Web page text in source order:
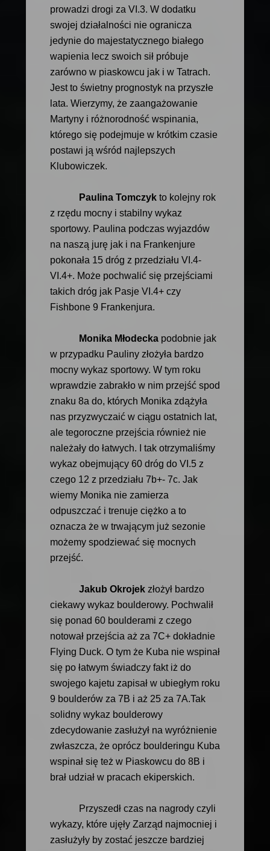
prowadzi drogi za VI.3. W dodatku
swojej działalności nie ogranicza
jedynie do majestatycznego białego
wapienia lecz swoich sił próbuje
zarówno w piaskowcu jak i w Tatrach.
Jest to świetny prognostyk na przyszłe
lata. Wierzymy, że zaangażowanie
Martyny i różnorodność wspinania,
którego się podejmuje w krótkim czasie
postawi ją wśród najlepszych
Klubowiczek.
Paulina Tomczykto kolejny rok
z rzędu mocny i stabilny wykaz
sportowy. Paulina podczas wyjazdów
na naszą jurę jak i na Frankenjure
pokonała 15 dróg z przedziału VI.4-
VI.4+. Może pochwalić się przejściami
takich dróg jak Pasje VI.4+ czy
Fishbone 9 Frankenjura.
Monika Młodeckapodobnie jak
w przypadku Pauliny złożyła bardzo
mocny wykaz sportowy. W tym roku
wprawdzie zabrakło w nim przejść spod
znaku 8a do, których Monika zdążyła
nas przyzwyczaić w ciągu ostatnich lat,
ale tegoroczne przejścia również nie
należały do łatwych. I tak otrzymaliśmy
wykaz obejmujący 60 dróg do VI.5 z
czego 12 z przedziału 7b+- 7c. Jak
wiemy Monika nie zamierza
odpuszczać i trenuje ciężko a to
oznacza że w trwającym już sezonie
możemy spodziewać się mocnych
przejść.
Jakub Okrojekzłożył bardzo
ciekawy wykaz boulderowy. Pochwalił
się ponad 60 boulderami z czego
notował przejścia aż za 7C+ dokładnie
Flying Duck. O tym że Kuba nie wspinał
się po łatwym świadczy fakt iż do
swojego kajetu zapisał w ubiegłym roku
9 boulderów za 7B i aż 25 za 7A.Tak
solidny wykaz boulderowy
zdecydowanie zasłużył na wyróżnienie
zwłaszcza, że oprócz boulderingu Kuba
wspinał się też w Piaskowcu do 8B i
brał udział w pracach ekiperskich.
Przyszedł czas na nagrody czyli
wykazy, które ujęły Zarząd najmocniej i
zasłużyły by zostać jeszcze bardziej